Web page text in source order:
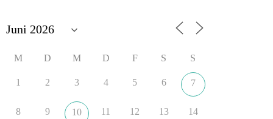
🟩🟩🟦🟦🟥🟥🟧🟧
Like, teile und kommentiere unsere Beiträge,
wir stehen und warum es sich lohnt, dieBasis zu
https://diebasis-st.de/wahlprogramm/
M D M D F S S
1 2 3 4 5 6 7
8 9 10 11 12 13 14